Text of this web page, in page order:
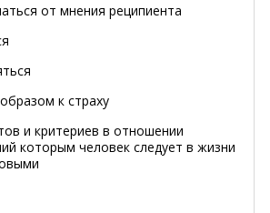
от мнения реципиента
к страху
и критериев в отношении
которым человек следует в жизни